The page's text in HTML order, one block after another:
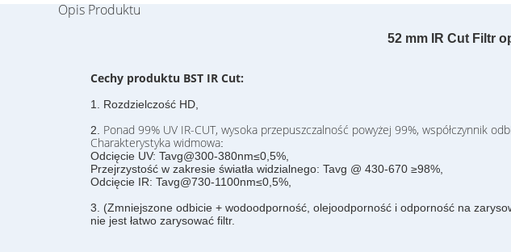
Opis Produktu
52 mm IR Cut Filtr
Cechy produktu BST IR Cut:
1. Rozdzielczość HD,
2. Ponad 99% UV IR-CUT, wysoka przepuszczalność powyżej 99%, współczynnik
Charakterystyka widmowa:
Odcięcie UV: Tavg@300-380nm≤0,5%,
Przejrzystość w zakresie światła widzialnego: Tavg @ 430-670 ≥98%,
Odcięcie IR: Tavg@730-1100nm≤0,5%,
3. (Zmniejszone odbicie + wodoodporność, olejoodporność i odporność na
nie jest łatwo zarysować filtr.